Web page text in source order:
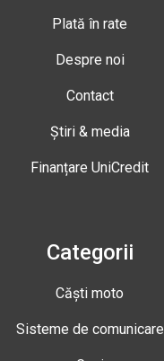
Plată în rate
Despre noi
Contact
Știri & media
Finanțare UniCredit
Categorii
Căști moto
Sisteme de comunicare